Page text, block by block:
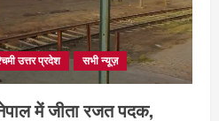
उत्तर प्रदेश सभी न्यूज़
में जीता रजत पदक,